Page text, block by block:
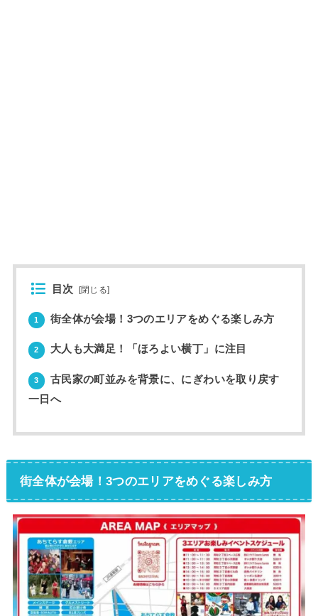
目次 [閉じる]
1 街全体が会場！3つのエリアをめぐる楽しみ方
2 大人も大満足！「ほろよい横丁」に注目
3
古民家の町並みを背景に、にぎわいを取り戻す
一日へ
街全体が会場！3つのエリアをめぐる楽しみ方